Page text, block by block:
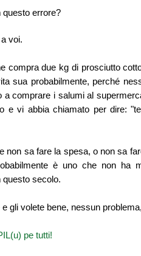
errore?
voi.
compra due kg di prosciutto
sua probabilmente, perché
a comprare i salumi al
e vi abbia chiamato per dire:
non sa fare la spesa, o non sa
è uno che non
questo secolo.
gli volete bene, nessun
pe tutti!